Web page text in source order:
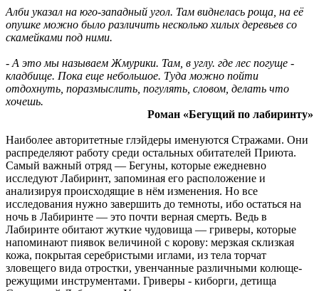
Алби указал на юго-западный угол. Там виднелась роща, на её
опушке можно было различить несколько хилых деревьев со
скамейками под ними.
- А это мы называем Жмурики. Там, в углу. где лес погуще -
кладбище. Пока еще небольшое. Туда можно пойти
отдохнуть, поразмыслить, погулять, словом, делать что
хочешь.
Роман «Бегущий по лабиринту»
Наиболее авторитетные глэйдеры именуются Стражами. Они
распределяют работу среди остальных обитателей Приюта.
Самый важный отряд — Бегуны, которые ежедневно
исследуют Лабиринт, запоминая его расположение и
анализируя происходящие в нём изменения. Но все
исследования нужно завершить до темноты, ибо остаться на
ночь в Лабиринте — это почти верная смерть. Ведь в
Лабиринте обитают жуткие чудовища — гриверы, которые
напоминают пиявок величиной с корову: мерзкая склизкая
кожа, покрытая серебристыми иглами, из тела торчат
зловещего вида отростки, увенчанные различными колюще-
режущими инструментами. Гриверы - киборги, детища